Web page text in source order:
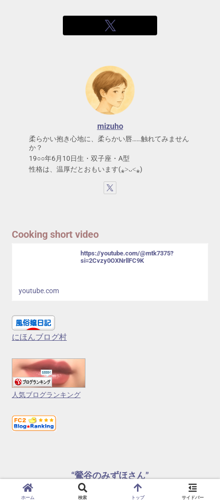
mizuho
柔らかい抱き心地に、柔らかい唇……触れてみません
か？
19○○年6月10日生・双子座・A型
性格は、温厚だとおもいます(⁎˃ᴗ˂⁎)
Cooking short video
https://youtube.com/@mtk7375?
si=2Cvzy0OXNrllFC9K
youtube.com
にほんブログ村
人気ブログランキング
“鶯谷のみずほさん”
© 2024 “鶯谷のみずほさん”.
ホーム 検索 トップ サイドバー